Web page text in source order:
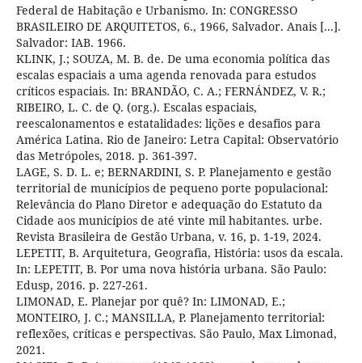
Federal de Habitação e Urbanismo. In: CONGRESSO
BRASILEIRO DE ARQUITETOS, 6., 1966, Salvador. Anais [...].
Salvador: IAB. 1966.
KLINK, J.; SOUZA, M. B. de. De uma economia política das
escalas espaciais a uma agenda renovada para estudos
críticos espaciais. In: BRANDÃO, C. A.; FERNÁNDEZ, V. R.;
RIBEIRO, L. C. de Q. (org.). Escalas espaciais,
reescalonamentos e estatalidades: lições e desafios para
América Latina. Rio de Janeiro: Letra Capital: Observatório
das Metrópoles, 2018. p. 361-397.
LAGE, S. D. L. e; BERNARDINI, S. P. Planejamento e gestão
territorial de municípios de pequeno porte populacional:
Relevância do Plano Diretor e adequação do Estatuto da
Cidade aos municípios de até vinte mil habitantes. urbe.
Revista Brasileira de Gestão Urbana, v. 16, p. 1-19, 2024.
LEPETIT, B. Arquitetura, Geografia, História: usos da escala.
In: LEPETIT, B. Por uma nova história urbana. São Paulo:
Edusp, 2016. p. 227-261.
LIMONAD, E. Planejar por quê? In: LIMONAD, E.;
MONTEIRO, J. C.; MANSILLA, P. Planejamento territorial:
reflexões, críticas e perspectivas. São Paulo, Max Limonad,
2021.